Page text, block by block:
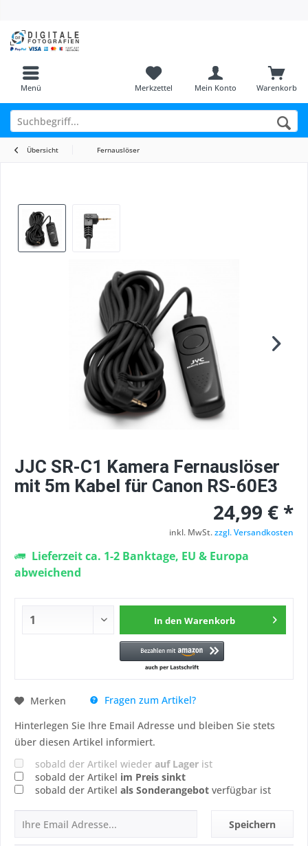
Menü Warenkorb
Merkzettel Mein Konto
Übersicht Fernauslöser
JJC SR-C1 Kamera Fernauslöser
mit 5m Kabel für Canon RS-60E3
24,99 € *
inkl. MwSt.zzgl. Versandkosten
Lieferzeit ca. 1-2 Banktage, EU & Europa
abweichend
In den Warenkorb
Merken
Fragen zum Artikel?
Hinterlegen Sie Ihre Email Adresse und bleiben Sie stets
über diesen Artikel informiert.
sobald der Artikel wieder auf Lager ist
sobald der Artikel im Preis sinkt
sobald der Artikel als Sonderangebot verfügbar ist
Speichern